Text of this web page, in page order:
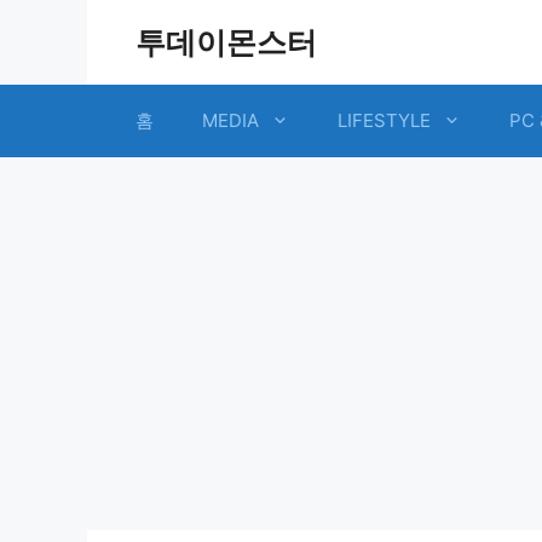
투데이몬스터
홈 MEDIA LIFESTYLE PC